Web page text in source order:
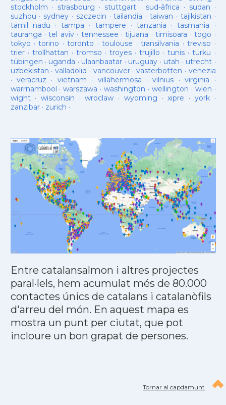
stockholm · strasbourg · stuttgart· sud-âfrica · sudan ·
suzhou · sydney · szczecin ·tailandia ·taiwan · tajikistan ·
tamil nadu ·tampa · tampere · tanzania ·tasmania ·
tauranga ·tel aviv· tennessee ·tijuana ·timisoara ·togo ·
tokyo ·torino ·toronto ·toulouse ·transilvania ·treviso ·
trier· trollhattan · tromso · troyes·trujillo ·tunis ·turku ·
tübingen · uganda · ulaanbaatar · uruguay · utah · utrecht ·
uzbekistan · valladolid · vancouver· vasterbotten · venezia
· veracruz · vietnam · villahermosa ·vilnius ·virginia ·
warrnambool ·warszawa ·washington · wellington · wien ·
wight· wisconsin ·wroclaw · wyoming ·xipre · york·
zanzibar· zurich ·
Entre catalansalmon i altres projectes
paral·lels, hem acumulat més de 80.000
contactes únics de catalans i catalanòfils
d'arreu del món. En aquest mapa es
mostra un punt per ciutat, que pot
incloure un bon grapat de persones.
Tornar al capdamunt